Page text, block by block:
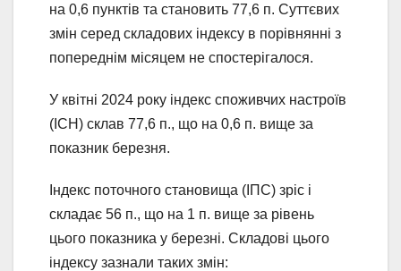
на 0,6 пунктів та становить 77,6 п. Суттєвих
змін серед складових індексу в порівнянні з
попереднім місяцем не спостерігалося.
У квітні 2024 року індекс споживчих настроїв
(ІСН) склав 77,6 п., що на 0,6 п. вище за
показник березня.
Індекс поточного становища (ІПС) зріс і
складає 56 п., що на 1 п. вище за рівень
цього показника у березні. Складові цього
індексу зазнали таких змін: